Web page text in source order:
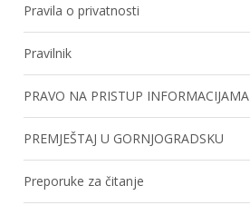
Pravila o privatnosti
Pravilnik
PRAVO NA PRISTUP INFORMACIJAMA
PREMJEŠTAJ U GORNJOGRADSKU
Preporuke za čitanje